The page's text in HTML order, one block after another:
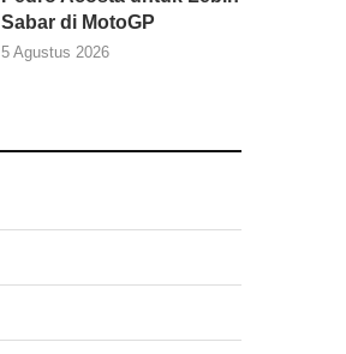
Sabar di MotoGP
5 Agustus 2026